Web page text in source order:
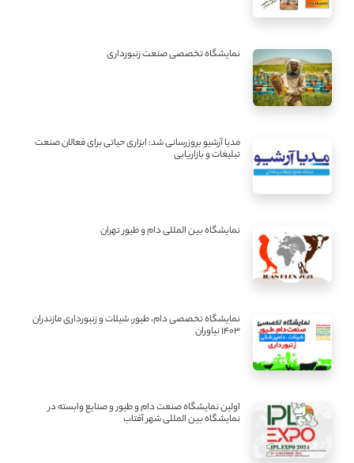
نمایشگاه تخصصی صنعت زنبورداری
مدیا آرشیو بروزرسانی شد: ابزاری حیاتی برای فعالان صنعت
تبلیغات و بازاریابی
نمایشگاه بین المللی دام و طیور تهران
نمایشگاه تخصصی دام، طیور، شیلات و زنبورداری مازندران
1403 نیاوران
اولین نمایشگاه صنعت دام و طیور و صنایع وابسته در
نمایشگاه بین المللی شهر آفتاب